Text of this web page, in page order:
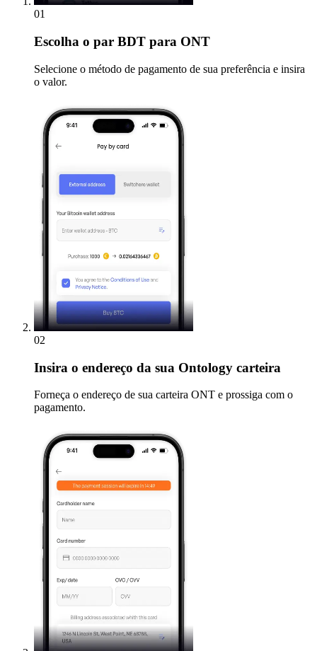
01
Escolha o par BDT para ONT
Selecione o método de pagamento de sua preferência e insira
o valor.
02
Insira o endereço da sua Ontology carteira
Forneça o endereço de sua carteira ONT e prossiga com o
pagamento.